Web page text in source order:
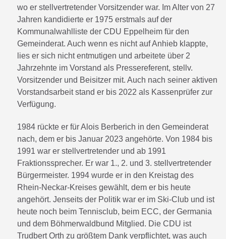
wo er stellvertretender Vorsitzender war. Im Alter von 27
Jahren kandidierte er 1975 erstmals auf der
Kommunalwahlliste der CDU Eppelheim für den
Gemeinderat. Auch wenn es nicht auf Anhieb klappte,
lies er sich nicht entmutigen und arbeitete über 2
Jahrzehnte im Vorstand als Pressereferent, stellv.
Vorsitzender und Beisitzer mit. Auch nach seiner aktiven
Vorstandsarbeit stand er bis 2022 als Kassenprüfer zur
Verfügung.
1984 rückte er für Alois Berberich in den Gemeinderat
nach, dem er bis Januar 2023 angehörte. Von 1984 bis
1991 war er stellvertretender und ab 1991
Fraktionssprecher. Er war 1., 2. und 3. stellvertretender
Bürgermeister. 1994 wurde er in den Kreistag des
Rhein-Neckar-Kreises gewählt, dem er bis heute
angehört. Jenseits der Politik war er im Ski-Club und ist
heute noch beim Tennisclub, beim ECC, der Germania
und dem Böhmerwaldbund Mitglied. Die CDU ist
Trudbert Orth zu größtem Dank verpflichtet, was auch